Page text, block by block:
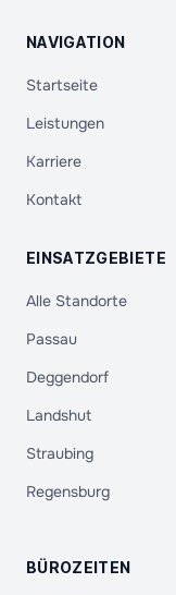
NAVIGATION
Startseite
Leistungen
Karriere
Kontakt
EINSATZGEBIETE
Alle Standorte
Passau
Deggendorf
Landshut
Straubing
Regensburg
BÜROZEITEN